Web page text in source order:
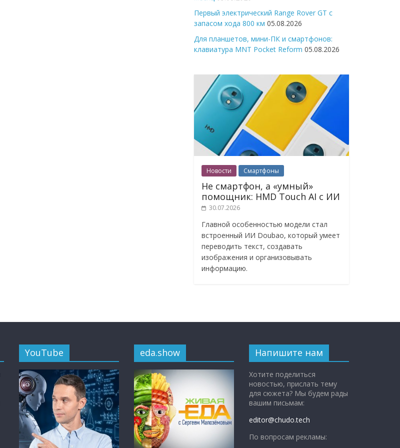
Первый электрический Range Rover GT с
запасом хода 800 км 05.08.2026
Для планшетов, мини-ПК и смартфонов:
клавиатура MNT Pocket Reform 05.08.2026
Новости Смартфоны
Не смартфон, а «умный»
помощник: HMD Touch AI с ИИ
30.07.2026
Главной особенностью модели стал
встроенный ИИ Doubao, который умеет
переводить текст, создавать
изображения и организовывать
информацию.
YouTube eda.show Напишите нам
Хотите поделиться
новостью, прислать тему
для сюжета? Мы будем рады
вашим письмам:
editor@chudo.tech
По вопросам рекламы: